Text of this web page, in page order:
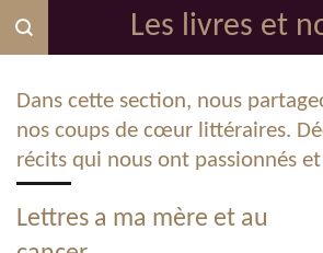
Passer
au
principal
Les livres et
Dans cette section, nous
nos coups de cœur littéraires.
récits qui nous ont passionnés
Lettres a ma mère et au